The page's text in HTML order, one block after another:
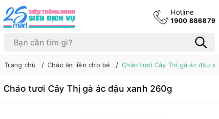
Hotline
1900 886879
Trang chủ Cháo ăn liền cho bé Cháo tươi Cây Thị gà ác đậu
Cháo tươi Cây Thị gà ác đậu xanh 260g